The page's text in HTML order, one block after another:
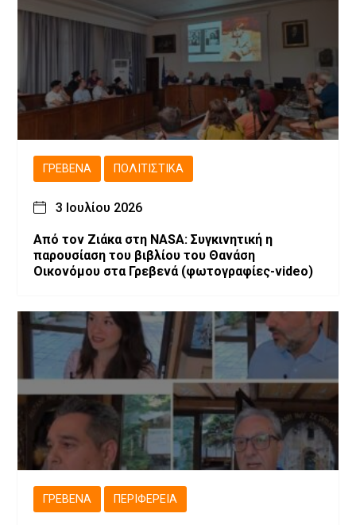
ΓΡΕΒΕΝΆ ΠΟΛΙΤΙΣΤΙΚΆ
3 Ιουλίου 2026
Από τον Ζιάκα στη NASA: Συγκινητική η
παρουσίαση του βιβλίου του Θανάση
Οικονόμου στα Γρεβενά (φωτογραφίες-video)
ΓΡΕΒΕΝΆ ΠΕΡΙΦΈΡΕΙΑ